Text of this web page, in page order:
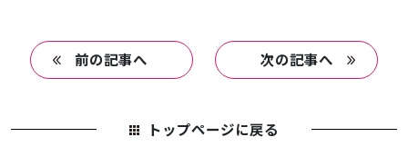
前の記事へ 次の記事へ
トップページに戻る